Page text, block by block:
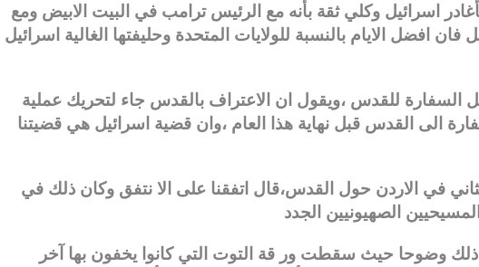
اسرائيل وكلي ثقة بأنه مع الرئيس ترامب في البيت الابيض ومع
فان افضل الايام بالنسبة للولايات المتحدة وحليفتها الغالية اسرائيل
للقدس ،ويقول ان الاعتراف بالقدس جاء لتحريك عملية
الى القدس قبل نهاية هذا العام ،وان قضية اسرائيل هي قضيتنا
في الاردن حول القدس،قال اتفقنا على الا نتفق وكان ذلك في
ذلك وضوحا حيث سقطت ور قة التوت التي كانوا يخفون بها آخر